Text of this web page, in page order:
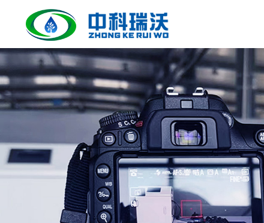
合作伙伴
人才招聘
公司简介
实验室污水处理设备
实验室污水处理设备具有技术先进、流程合理、自动
化程度高、无需专人值守、处理效果好、达标排放、
操作管理方便、外形美观、占地面积小等优点。
了解更多